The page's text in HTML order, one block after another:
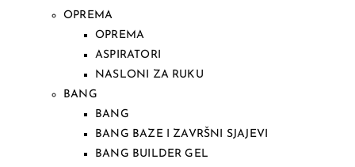
OPREMA
OPREMA
ASPIRATORI
NASLONI ZA RUKU
BANG
BANG
BANG BAZE I ZAVRŠNI SJAJEVI
BANG BUILDER GEL